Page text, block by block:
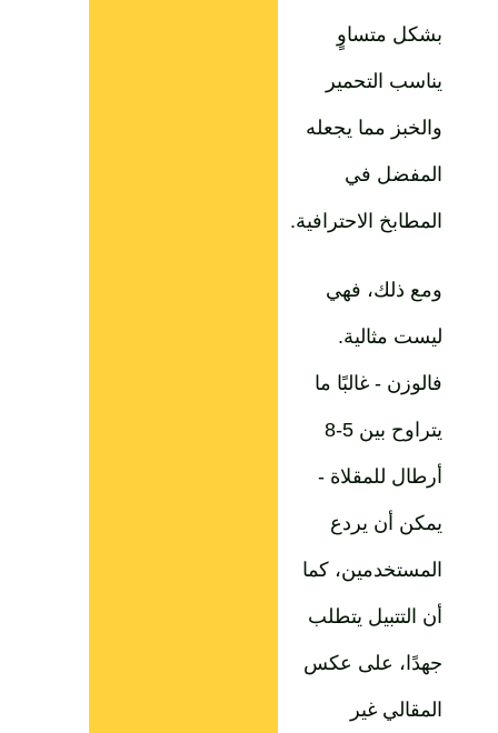
بشكل متساوٍ
يناسب التحمير
والخبز مما يجعله
المفضل في
المطابخ الاحترافية.
ومع ذلك، فهي
ليست مثالية.
فالوزن - غالبًا ما
يتراوح بين 5-8
أرطال للمقلاة -
يمكن أن يردع
المستخدمين، كما
أن التتبيل يتطلب
جهدًا، على عكس
المقالي غير